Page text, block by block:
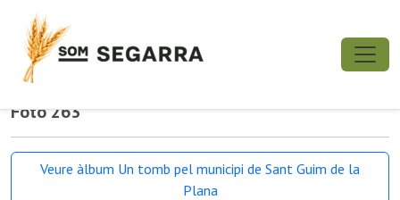
Foto 263
Veure àlbum Un tomb pel municipi de Sant Guim de la
Plana